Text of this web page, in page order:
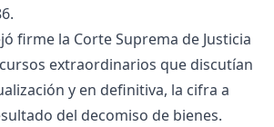
firme la Corte Suprema de Justicia
extraordinarios que discutían
y en definitiva, la cifra a
del decomiso de bienes.